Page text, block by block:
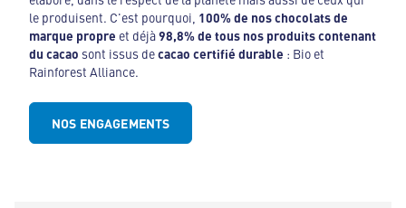
le produisent. C'est pourquoi, 100% de nos chocolats de
marque propre et déjà98,8% de tous nos produits contenant
du cacao sont issus decacao certifié durable : Bio et
Rainforest Alliance.
NOS ENGAGEMENTS